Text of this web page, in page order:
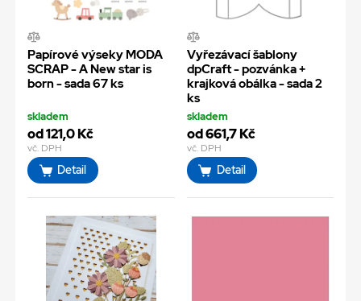
Papírové výseky MODA
SCRAP - A New star is
born - sada 67 ks
skladem
od 121,0 Kč
vč. DPH
Detail
Vyřezávací šablony
dpCraft - pozvánka +
krajková obálka - sada 2
ks
skladem
od 661,7 Kč
vč. DPH
Detail